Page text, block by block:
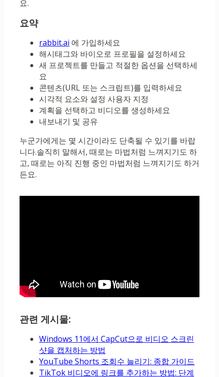
요.
요약
rabbit.ai 에 가입하세요
해시태그와 바이오로 프로필을 설정하세요
새 프로젝트를 만들고 적절한 옵션을 선택하세
요
콘텐츠(URL 또는 스크립트)를 입력하세요
시각적 요소와 설정 사용자 지정
계획을 선택하고 비디오를 생성하세요
내보내기 및 공유
누군가에게는 몇 시간이라도 단축될 수 있기를 바랍
니다.솔직히 말해서, 때로는 마법처럼 느껴지기도 하
고, 때로는 아직 진행 중인 마법처럼 느껴지기도 하거
든요.
관련 게시물:
Windows 11에서 CapCut으로 비디오 스크린
샷을 캡처하는 방법
YouTube Shorts 조회수 늘리기: 종합 가이드
TikTok 비디오에 링크를 추가하는 방법: 단계